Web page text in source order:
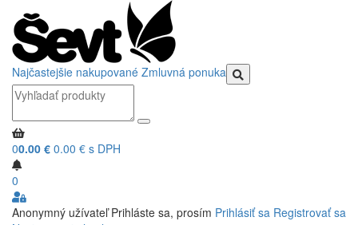
Najčastejšie nakupované Zmluvná ponuka
00.00 € 0.00 € s DPH
0
Anonymný užívateľ Prihláste sa, prosím Prihlásiť sa Registrovať sa